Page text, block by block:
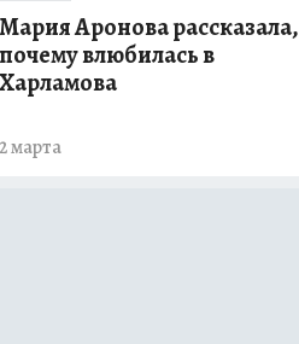
Мария Аронова рассказала,
почему влюбилась в
Харламова
2 марта